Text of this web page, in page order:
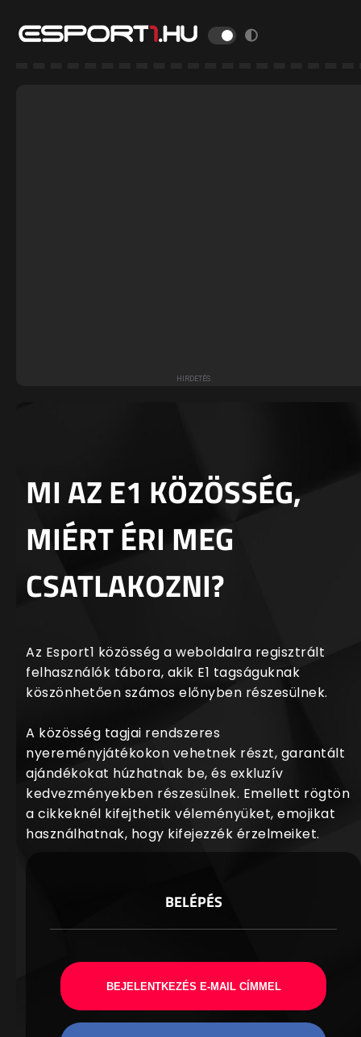
MI AZ E1 KÖZÖSSÉG,
MIÉRT ÉRI MEG
CSATLAKOZNI?
Az Esport1 közösség a weboldalra regisztrált
felhasználók tábora, akik E1 tagságuknak
köszönhetően számos előnyben részesülnek.
A közösség tagjai rendszeres
nyereményjátékokon vehetnek részt, garantált
ajándékokat húzhatnak be, és exkluzív
kedvezményekben részesülnek. Emellett rögtön
a cikkeknél kifejthetik véleményüket, emojikat
használhatnak, hogy kifejezzék érzelmeiket.
BELÉPÉS
BEJELENTKEZÉS E-MAIL CÍMMEL